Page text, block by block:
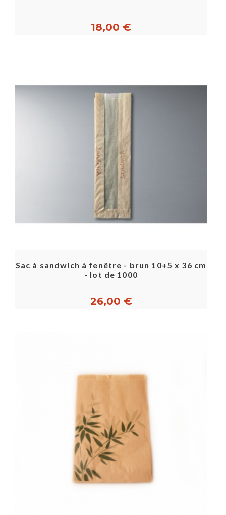
18,00 €
Sac à sandwich à fenêtre - brun 10+5 x 36 cm
- lot de 1000
26,00 €